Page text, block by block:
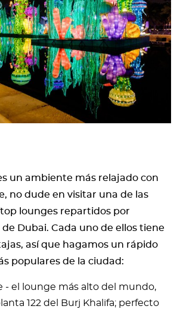
un ambiente más relajado con
no dude en visitar una de las
lounges repartidos por
Dubai. Cada uno de ellos tiene
así que hagamos un rápido
populares de la ciudad:
- el lounge más alto del mundo,
122 del Burj Khalifa; perfecto